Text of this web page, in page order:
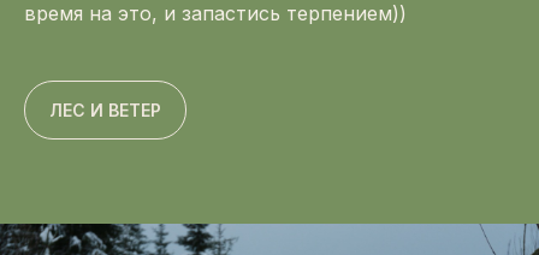
время на это, и запастись терпением))
ЛЕС И ВЕТЕР